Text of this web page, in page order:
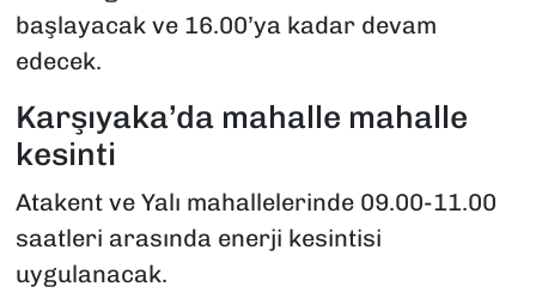
başlayacak ve 16.00’ya kadar devam
edecek.
Karşıyaka’da mahalle mahalle
kesinti
Atakent ve Yalı mahallelerinde 09.00-11.00
saatleri arasında enerji kesintisi
uygulanacak.